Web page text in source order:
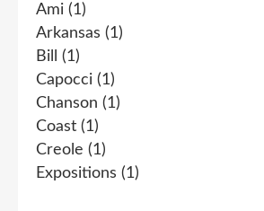
Ami (1)
Arkansas (1)
Bill
(1)
Capocci (1)
Chanson (1)
Coast (1)
Creole (1)
Expositions (1)